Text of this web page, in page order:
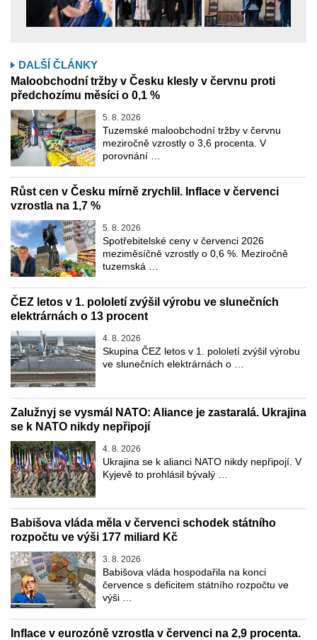
DALŠÍ ČLÁNKY
Maloobchodní tržby v Česku klesly v červnu proti
předchozímu měsíci o 0,1 %
5. 8. 2026
Tuzemské maloobchodní tržby v červnu
meziročně vzrostly o 3,6 procenta. V
porovnání …
Růst cen v Česku mírně zrychlil. Inflace v červenci
vzrostla na 1,7 %
5. 8. 2026
Spotřebitelské ceny v červenci 2026
meziměsíčně vzrostly o 0,6 %. Meziročně
tuzemská …
ČEZ letos v 1. pololetí zvýšil výrobu ve slunečních
elektrárnách o 13 procent
4. 8. 2026
Skupina ČEZ letos v 1. pololetí zvýšil výrobu
ve slunečních elektrárnách o …
Zalužnyj se vysmál NATO: Aliance je zastaralá. Ukrajina
se k NATO nikdy nepřipojí
4. 8. 2026
Ukrajina se k alianci NATO nikdy nepřipojí. V
Kyjevě to prohlásil bývalý …
Babišova vláda měla v červenci schodek státního
rozpočtu ve výši 177 miliard Kč
3. 8. 2026
Babišova vláda hospodařila na konci
července s deficitem státního rozpočtu ve
výši …
Inflace v eurozóně vzrostla v červenci na 2,9 procenta.